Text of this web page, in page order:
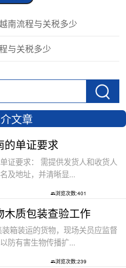
南流程与关税多少
与关税多少
文章
的单证要求
证要求： 需提供发货人和收货人
及地址，并清晰显...
浏览次数:401
木质包装查验工作
箱装运的货物，现场关员应监督
防有害生物传播扩...
浏览次数:239